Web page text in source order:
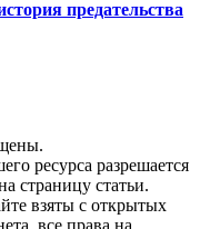
предательства
ресурса разрешается
страницу статьи.
взяты с открытых
все права на